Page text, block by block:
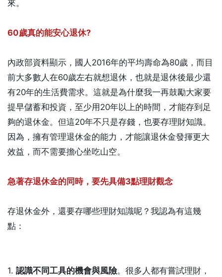
來。
60歲真的能安心退休?
內政部資料顯示，國人2016年的平均壽命為80歲，而目
前大多數人在60歲左右就想退休，也就是退休後最少還
有20年的生活費需求。這就是為什麼我一再鼓勵大家要
提早儲蓄和投資，至少用20年以上的時間，才能存到足
夠的退休金。但這20年不只是存錢，也要存理財知識。
因為，擁有管理退休金的能力，才能讓退休金發揮更大
效益，而不需要擔心坐吃山空。
急著存退休金的同時，要先具備3點理財觀念
存退休金外，還要存哪些理財知識呢？我認為有這幾
點：
1. 認識不同工具的機會與風險。很多人都有嘗試理財，